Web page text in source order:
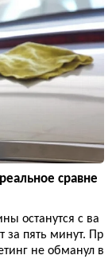
сравне
останутся с ва
за пять минут. Пр
не обманул в